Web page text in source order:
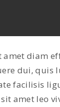
amet diam
dui, quis
facilisis
amet leo